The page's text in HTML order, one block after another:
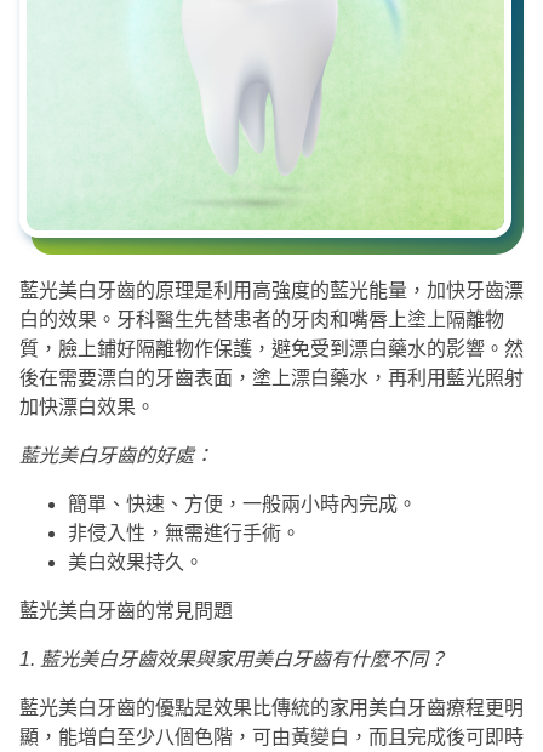
藍光美白牙齒的原理是利用高強度的藍光能量，加快牙齒漂
白的效果。牙科醫生先替患者的牙肉和嘴唇上塗上隔離物
質，臉上鋪好隔離物作保護，避免受到漂白藥水的影響。然
後在需要漂白的牙齒表面，塗上漂白藥水，再利用藍光照射
加快漂白效果。
藍光美白牙齒的好處：
簡單、快速、方便，一般兩小時內完成。
非侵入性，無需進行手術。
美白效果持久。
藍光美白牙齒的常見問題
1. 藍光美白牙齒效果與家用美白牙齒有什麼不同？
藍光美白牙齒的優點是效果比傳統的家用美白牙齒療程更明
顯，能增白至少八個色階，可由黃變白，而且完成後可即時